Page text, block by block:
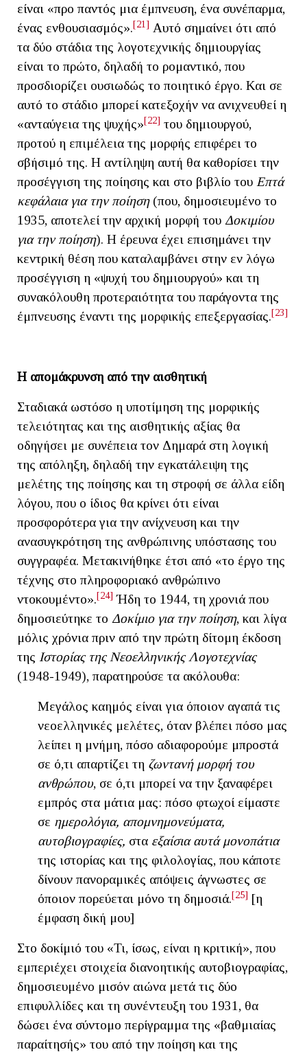
είναι «προ παντός μια έμπνευση, ένα συνέπαρμα,
ένας ενθουσιασμός».[21] Αυτό σημαίνει ότι από
τα δύο στάδια της λογοτεχνικής δημιουργίας
είναι το πρώτο, δηλαδή το ρομαντικό, που
προσδιορίζει ουσιωδώς το ποιητικό έργο. Και σε
αυτό το στάδιο μπορεί κατεξοχήν να ανιχνευθεί η
«ανταύγεια της ψυχής»[22] του δημιουργού,
προτού η επιμέλεια της μορφής επιφέρει το
σβήσιμό της. Η αντίληψη αυτή θα καθορίσει την
προσέγγιση της ποίησης και στο βιβλίο του Επτά
κεφάλαια για την ποίηση(που, δημοσιευμένο το
1935, αποτελεί την αρχική μορφή του Δοκιμίου
για την ποίηση). Η έρευνα έχει επισημάνει την
κεντρική θέση που καταλαμβάνει στην εν λόγω
προσέγγιση η «ψυχή του δημιουργού» και τη
συνακόλουθη προτεραιότητα του παράγοντα της
έμπνευσης έναντι της μορφικής επεξεργασίας.[23]
Η απομάκρυνση από την αισθητική
Σταδιακά ωστόσο η υποτίμηση της μορφικής
τελειότητας και της αισθητικής αξίας θα
οδηγήσει με συνέπεια τον Δημαρά στη λογική
της απόληξη, δηλαδή την εγκατάλειψη της
μελέτης της ποίησης και τη στροφή σε άλλα είδη
λόγου, που ο ίδιος θα κρίνει ότι είναι
προσφορότερα για την ανίχνευση και την
ανασυγκρότηση της ανθρώπινης υπόστασης του
συγγραφέα. Μετακινήθηκε έτσι από «το έργο της
τέχνης στο πληροφοριακό ανθρώπινο
ντοκουμέντο».[24] Ήδη το 1944, τη χρονιά που
δημοσιεύτηκε το Δοκίμιο για την ποίηση, και λίγα
μόλις χρόνια πριν από την πρώτη δίτομη έκδοση
της Ιστορίας της Νεοελληνικής Λογοτεχνίας
(1948-1949), παρατηρούσε τα ακόλουθα:
Μεγάλος καημός είναι για όποιον αγαπά τις
νεοελληνικές μελέτες, όταν βλέπει πόσο μας
λείπει η μνήμη, πόσο αδιαφορούμε μπροστά
σε ό,τι απαρτίζει τη ζωντανή μορφή του
ανθρώπου, σε ό,τι μπορεί να την ξαναφέρει
εμπρός στα μάτια μας: πόσο φτωχοί είμαστε
σε ημερολόγια, απομνημονεύματα,
αυτοβιογραφίες, στα εξαίσια αυτά μονοπάτια
της ιστορίας και της φιλολογίας, που κάποτε
δίνουν πανοραμικές απόψεις άγνωστες σε
όποιον πορεύεται μόνο τη δημοσιά.[25] [η
έμφαση δική μου]
Στο δοκίμιό του «Τι, ίσως, είναι η κριτική», που
εμπεριέχει στοιχεία διανοητικής αυτοβιογραφίας,
δημοσιευμένο μισόν αιώνα μετά τις δύο
επιφυλλίδες και τη συνέντευξη του 1931, θα
δώσει ένα σύντομο περίγραμμα της «βαθμιαίας
παραίτησής» του από την ποίηση και της